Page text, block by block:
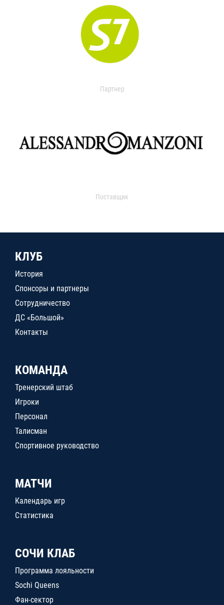
Партнер
Поставщик
КЛУБ
История
Спонсоры и партнеры
Сотрудничество
ДС «Большой»
Контакты
КОМАНДА
Тренерский штаб
Игроки
Персонал
Талисман
Спортивное руководство
МАТЧИ
Календарь игр
Статистика
СОЧИ КЛАБ
Программа лояльности
Sochi Queens
Фан-сектор